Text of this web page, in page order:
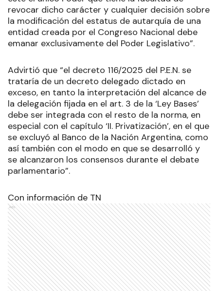
revocar dicho carácter y cualquier decisión sobre
la modificación del estatus de autarquía de una
entidad creada por el Congreso Nacional debe
emanar exclusivamente del Poder Legislativo”.
Advirtió que “el decreto 116/2025 del P.E.N. se
trataría de un decreto delegado dictado en
exceso, en tanto la interpretación del alcance de
la delegación fijada en el art. 3 de la ‘Ley Bases’
debe ser integrada con el resto de la norma, en
especial con el capítulo ‘II. Privatización’, en el que
se excluyó al Banco de la Nación Argentina, como
así también con el modo en que se desarrolló y
se alcanzaron los consensos durante el debate
parlamentario”.
Con información de TN
Ads